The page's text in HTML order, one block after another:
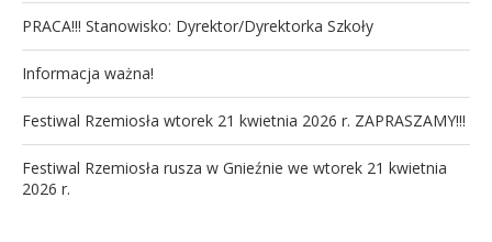
PRACA!!! Stanowisko: Dyrektor/Dyrektorka Szkoły
Informacja ważna!
Festiwal Rzemiosła wtorek 21 kwietnia 2026 r. ZAPRASZAMY!!!
Festiwal Rzemiosła rusza w Gnieźnie we wtorek 21 kwietnia
2026 r.